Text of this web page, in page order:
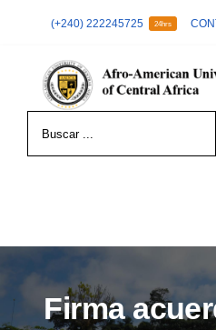
(+240) 222245725 24hrs
LA UNIVERSIDAD
Firma